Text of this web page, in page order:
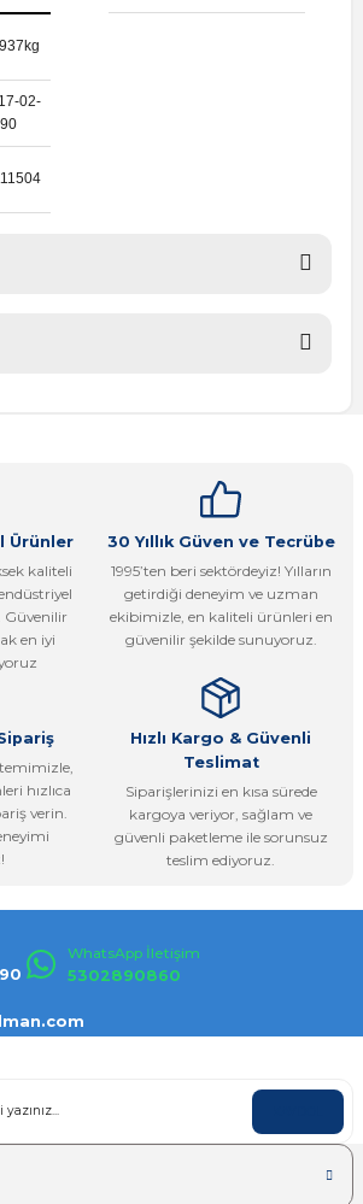
02-
90
için teşekkür ederiz.
bozuk veya görüntülenemiyor.
eksik bilgiler bulunuyor.
bulunuyor.
daha pahalı.
alternatifler olmalı.
Gönder
Ürünler
kaliteli
Güvenilir
en iyi
30 Yıllık Güven ve Tecrübe
1995’ten beri sektördeyiz! Yılların
getirdiği deneyim ve uzman
ekibimizle, en kaliteli ürünleri en
güvenilir şekilde sunuyoruz.
hızlıca
verin.
Hızlı Kargo & Güvenli
Teslimat
Siparişlerinizi en kısa sürede
kargoya veriyor, sağlam ve
güvenli paketleme ile sorunsuz
teslim ediyoruz.
WhatsApp İletişim
5302890860